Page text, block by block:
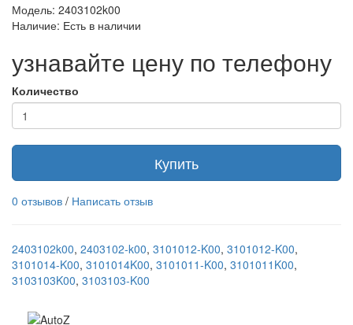
Модель: 2403102k00
Наличие: Есть в наличии
узнавайте цену по телефону
Количество
Купить
0 отзывов / Написать отзыв
2403102k00, 2403102-k00, 3101012-K00, 3101012-K00,
3101014-K00, 3101014K00, 3101011-K00, 3101011K00,
3103103K00, 3103103-K00